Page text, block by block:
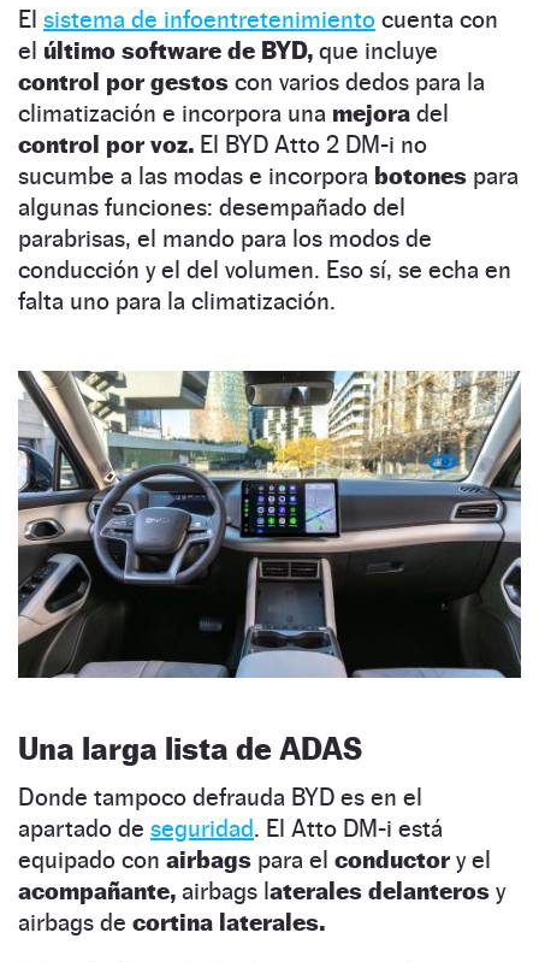
El sistema de infoentretenimiento cuenta con
el último software de BYD, que incluye
control por gestos con varios dedos para la
climatización e incorpora una mejora del
control por voz. El BYD Atto 2 DM-i no
sucumbe a las modas e incorpora botones para
algunas funciones: desempañado del
parabrisas, el mando para los modos de
conducción y el del volumen. Eso sí, se echa en
falta uno para la climatización.
Una larga lista de ADAS
Donde tampoco defrauda BYD es en el
apartado de seguridad. El Atto DM-i está
equipado con airbags para el conductory el
acompañante, airbags laterales delanteros y
airbags de cortina laterales.